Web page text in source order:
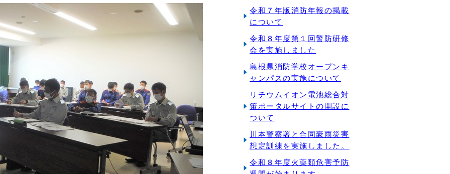
令和７年版消防年報の掲載
について
令和８年度第１回警防研修
会を実施しました
島根県消防学校オープンキ
ャンパスの実施について
リチウムイオン電池総合対
策ポータルサイトの開設に
ついて
川本警察署と合同豪雨災害
想定訓練を実施しました。
令和８年度火薬類危害予防